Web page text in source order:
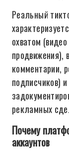
Реальный
охватом
продвижения),
комментарии,
подписчиков)
рекламных
Почему
аккаунтов